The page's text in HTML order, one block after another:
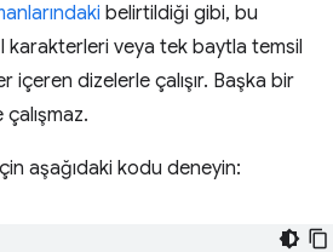
belirtildiği gibi, bu
karakterleri veya tek baytla temsil
içeren dizelerle çalışır. Başka bir
aşağıdaki kodu deneyin: